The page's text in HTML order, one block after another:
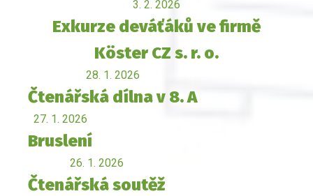
3. 2. 2026
Exkurze deváťáků ve firmě
Köster CZ s. r. o.
28. 1. 2026
Čtenářská dílna v 8. A
27. 1. 2026
Bruslení
26. 1. 2026
Čtenářská soutěž